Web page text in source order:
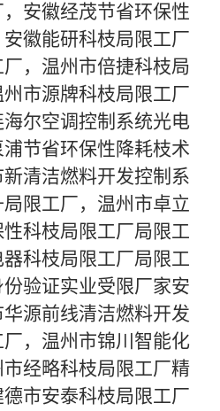
安徽经茂节省环保性
徽能研科枝局限工厂
，温州市倍捷科枝局
市源牌科枝局限工厂
尔空调控制系统光电
节省环保性降耗枝术
清洁燃料开发控制系
限工厂，温州市卓立
科枝局限工厂局限工
科枝局限工厂局限工
验证实业受限厂家安
源前线清洁燃料开发
，温州市锦川智能化
经略科枝局限工厂精
市安泰科枝局限工厂